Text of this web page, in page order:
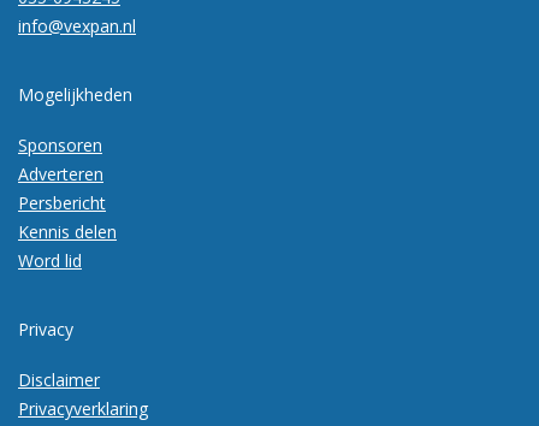
info@vexpan.nl
Mogelijkheden
Sponsoren
Adverteren
Persbericht
Kennis delen
Word lid
Privacy
Disclaimer
Privacyverklaring